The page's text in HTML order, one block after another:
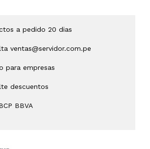
a pedido 20 dias
ventas@servidor.com.pe
para empresas
descuentos
BBVA